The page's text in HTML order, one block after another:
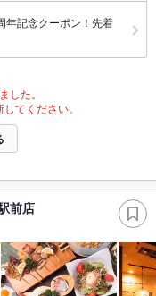
年記念クーポン！先着
した。
てください。
前店